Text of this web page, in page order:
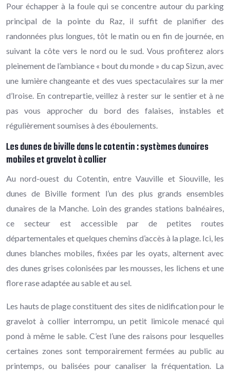
Pour échapper à la foule qui se concentre autour du parking
principal de la pointe du Raz, il suffit de planifier des
randonnées plus longues, tôt le matin ou en fin de journée, en
suivant la côte vers le nord ou le sud. Vous profiterez alors
pleinement de l’ambiance « bout du monde » du cap Sizun, avec
une lumière changeante et des vues spectaculaires sur la mer
d’Iroise. En contrepartie, veillez à rester sur le sentier et à ne
pas vous approcher du bord des falaises, instables et
régulièrement soumises à des éboulements.
Les dunes de biville dans le cotentin : systèmes dunaires
mobiles et gravelot à collier
Au nord-ouest du Cotentin, entre Vauville et Siouville, les
dunes de Biville forment l’un des plus grands ensembles
dunaires de la Manche. Loin des grandes stations balnéaires,
ce secteur est accessible par de petites routes
départementales et quelques chemins d’accès à la plage. Ici, les
dunes blanches mobiles, fixées par les oyats, alternent avec
des dunes grises colonisées par les mousses, les lichens et une
flore rase adaptée au sable et au sel.
Les hauts de plage constituent des sites de nidification pour le
gravelot à collier interrompu, un petit limicole menacé qui
pond à même le sable. C’est l’une des raisons pour lesquelles
certaines zones sont temporairement fermées au public au
printemps, ou balisées pour canaliser la fréquentation. La